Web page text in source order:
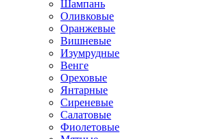
Шампань
Оливковые
Оранжевые
Вишневые
Изумрудные
Венге
Ореховые
Янтарные
Сиреневые
Салатовые
Фиолетовые